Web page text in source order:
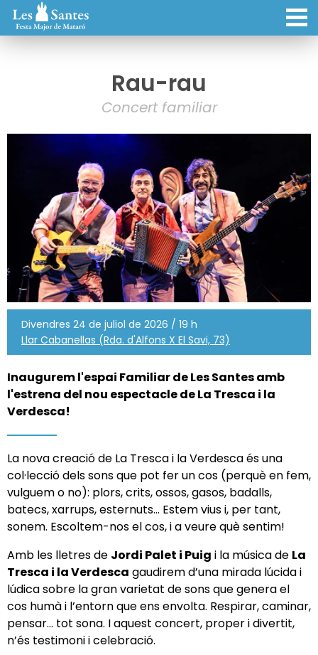
Rau-rau
Concert familiar
Divendres 24 de juliol de 2026 / 19 h
Llar Cabanellas (Rda. d'Alfons X El Savi, 73)
Inaugurem l'espai Familiar de Les Santes amb
l'estrena del nou espectacle de La Tresca i la
Verdesca!
La nova creació de La Tresca i la Verdesca és una
col·lecció dels sons que pot fer un cos (perquè en fem,
vulguem o no): plors, crits, ossos, gasos, badalls,
batecs, xarrups, esternuts… Estem vius i, per tant,
sonem. Escoltem-nos el cos, i a veure què sentim!
Amb les lletres de Jordi Palet i Puig i la música de La
Tresca i la Verdesca gaudirem d’una mirada lúcida i
lúdica sobre la gran varietat de sons que genera el
cos humà i l’entorn que ens envolta. Respirar, caminar,
pensar… tot sona. I aquest concert, proper i divertit,
n’és testimoni i celebració.